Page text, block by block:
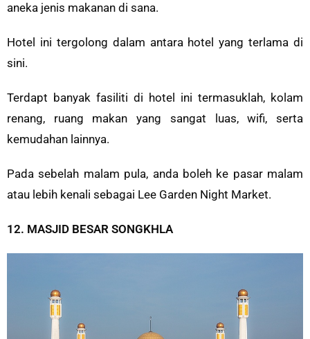
aneka jenis makanan di sana.
Hotel ini tergolong dalam antara hotel yang terlama di
sini.
Terdapt banyak fasiliti di hotel ini termasuklah, kolam
renang, ruang makan yang sangat luas, wifi, serta
kemudahan lainnya.
Pada sebelah malam pula, anda boleh ke pasar malam
atau lebih kenali sebagai Lee Garden Night Market.
12. MASJID BESAR SONGKHLA